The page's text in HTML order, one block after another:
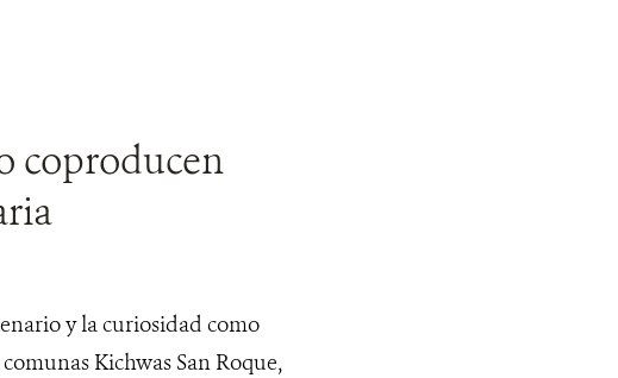
coproducen
y la curiosidad como
Kichwas San Roque,